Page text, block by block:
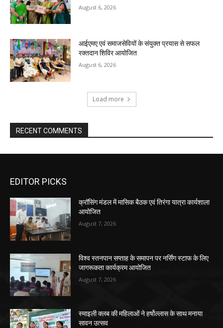
August 6, 2026
आईएमए एवं समाजसेवियों के संयुक्त प्रयास से सफल
रक्तदान शिविर आयोजित
August 6, 2026
Load more
RECENT COMMENTS
EDITOR PICKS
क्रॉसिंग मंडल में मासिक बैठक एवं तिरंगा यात्रा कार्यशाला
आयोजित
August 7, 2026
विश्व स्तनपान सप्ताह के समापन पर नर्सिंग स्टाफ के लिए
जागरूकता कार्यक्रम आयोजित
August 7, 2026
स्माइली क्लब की महिलाओं ने हर्षोल्लास के साथ मनाया
सावन उत्सव